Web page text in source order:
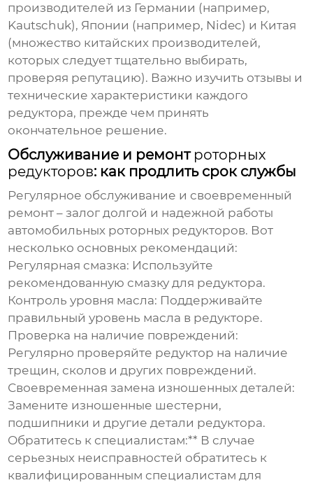
производителей из Германии (например,
Kautschuk), Японии (например, Nidec) и Китая
(множество китайских производителей,
которых следует тщательно выбирать,
проверяя репутацию). Важно изучить отзывы и
технические характеристики каждого
редуктора, прежде чем принять
окончательное решение.
Обслуживание и ремонт роторных
редукторов: как продлить срок службы
Регулярное обслуживание и своевременный
ремонт – залог долгой и надежной работы
автомобильных роторных редукторов. Вот
несколько основных рекомендаций:
Регулярная смазка: Используйте
рекомендованную смазку для редуктора.
Контроль уровня масла: Поддерживайте
правильный уровень масла в редукторе.
Проверка на наличие повреждений:
Регулярно проверяйте редуктор на наличие
трещин, сколов и других повреждений.
Своевременная замена изношенных деталей:
Замените изношенные шестерни,
подшипники и другие детали редуктора.
Обратитесь к специалистам:** В случае
серьезных неисправностей обратитесь к
квалифицированным специалистам для